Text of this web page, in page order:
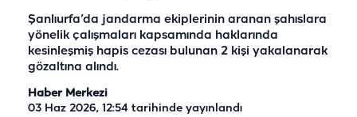
Şanlıurfa’da jandarma ekiplerinin aranan şahıslara
yönelik çalışmaları kapsamında haklarında
kesinleşmiş hapis cezası bulunan 2 kişi yakalanarak
gözaltına alındı.
Haber Merkezi
03 Haz 2026, 12:54 tarihinde yayınlandı